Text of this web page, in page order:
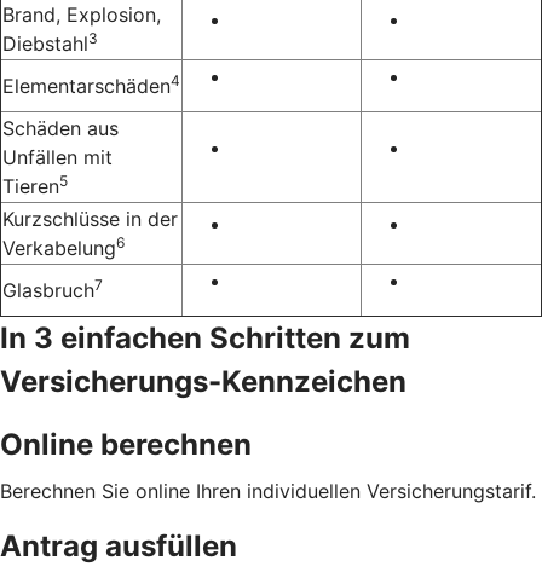
Brand, Explosion,
Diebstahl3
Elementarschäden4
Schäden aus
Unfällen mit
Tieren5
Kurzschlüsse in der
Verkabelung6
Glasbruch7
In 3 einfachen Schritten zum
Versicherungs-Kennzeichen
Online berechnen
Berechnen Sie online Ihren individuellen Versicherungstarif.
Antrag ausfüllen